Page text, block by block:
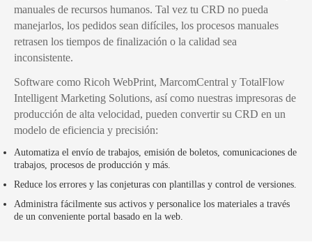
manuales de recursos humanos. Tal vez tu CRD no pueda
manejarlos, los pedidos sean difíciles, los procesos manuales
retrasen los tiempos de finalización o la calidad sea
inconsistente.
Software como Ricoh WebPrint, MarcomCentral y TotalFlow
Intelligent Marketing Solutions, así como nuestras impresoras de
producción de alta velocidad, pueden convertir su CRD en un
modelo de eficiencia y precisión:
Automatiza el envío de trabajos, emisión de boletos, comunicaciones de
trabajos, procesos de producción y más.
Reduce los errores y las conjeturas con plantillas y control de versiones.
Administra fácilmente sus activos y personalice los materiales a través
de un conveniente portal basado en la web.